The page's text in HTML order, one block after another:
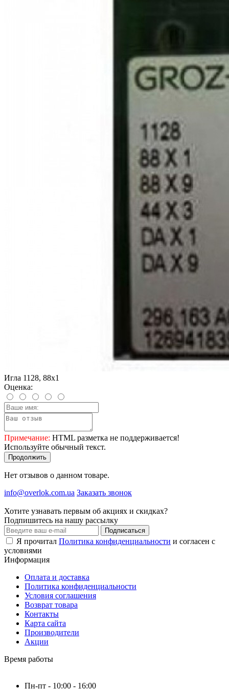
Игла 1128, 88х1
Оценка:
Примечание: HTML разметка не поддерживается!
Используйте обычный текст.
Продолжить
Нет отзывов о данном товаре.
info@overlok.com.ua Заказать звонок
Хотите узнавать первым об акциях и скидках?
Подпишитесь на нашу рассылку
Подписаться
Я прочитал Политика конфиденциальности и согласен с
условиями
Информация
Оплата и доставка
Политика конфиденциальности
Условия соглашения
Возврат товара
Контакты
Карта сайта
Производители
Акции
Время работы
Пн-пт - 10:00 - 16:00